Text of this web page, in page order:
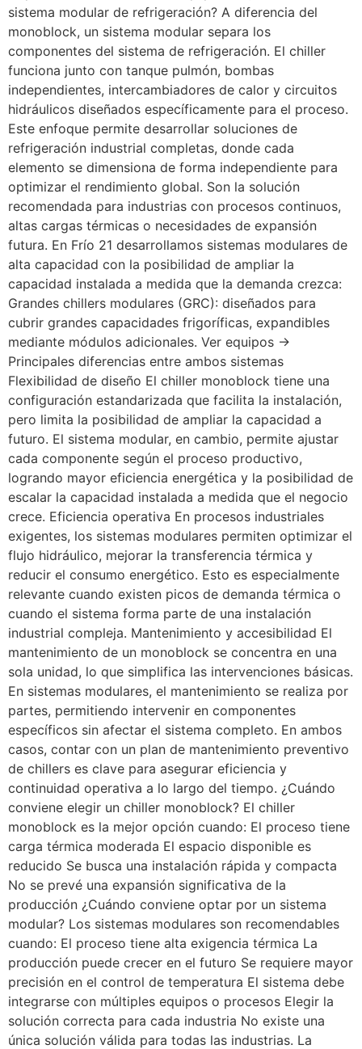
sistema modular de refrigeración? A diferencia del
monoblock, un sistema modular separa los
componentes del sistema de refrigeración. El chiller
funciona junto con tanque pulmón, bombas
independientes, intercambiadores de calor y circuitos
hidráulicos diseñados específicamente para el proceso.
Este enfoque permite desarrollar soluciones de
refrigeración industrial completas, donde cada
elemento se dimensiona de forma independiente para
optimizar el rendimiento global. Son la solución
recomendada para industrias con procesos continuos,
altas cargas térmicas o necesidades de expansión
futura. En Frío 21 desarrollamos sistemas modulares de
alta capacidad con la posibilidad de ampliar la
capacidad instalada a medida que la demanda crezca:
Grandes chillers modulares (GRC): diseñados para
cubrir grandes capacidades frigoríficas, expandibles
mediante módulos adicionales. Ver equipos →
Principales diferencias entre ambos sistemas
Flexibilidad de diseño El chiller monoblock tiene una
configuración estandarizada que facilita la instalación,
pero limita la posibilidad de ampliar la capacidad a
futuro. El sistema modular, en cambio, permite ajustar
cada componente según el proceso productivo,
logrando mayor eficiencia energética y la posibilidad de
escalar la capacidad instalada a medida que el negocio
crece. Eficiencia operativa En procesos industriales
exigentes, los sistemas modulares permiten optimizar el
flujo hidráulico, mejorar la transferencia térmica y
reducir el consumo energético. Esto es especialmente
relevante cuando existen picos de demanda térmica o
cuando el sistema forma parte de una instalación
industrial compleja. Mantenimiento y accesibilidad El
mantenimiento de un monoblock se concentra en una
sola unidad, lo que simplifica las intervenciones básicas.
En sistemas modulares, el mantenimiento se realiza por
partes, permitiendo intervenir en componentes
específicos sin afectar el sistema completo. En ambos
casos, contar con un plan de mantenimiento preventivo
de chillers es clave para asegurar eficiencia y
continuidad operativa a lo largo del tiempo. ¿Cuándo
conviene elegir un chiller monoblock? El chiller
monoblock es la mejor opción cuando: El proceso tiene
carga térmica moderada El espacio disponible es
reducido Se busca una instalación rápida y compacta
No se prevé una expansión significativa de la
producción ¿Cuándo conviene optar por un sistema
modular? Los sistemas modulares son recomendables
cuando: El proceso tiene alta exigencia térmica La
producción puede crecer en el futuro Se requiere mayor
precisión en el control de temperatura El sistema debe
integrarse con múltiples equipos o procesos Elegir la
solución correcta para cada industria No existe una
única solución válida para todas las industrias. La